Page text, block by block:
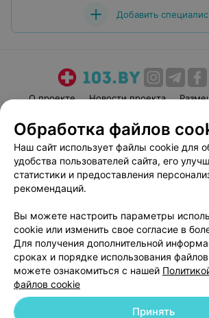
Добавить
О проекте Новости проекта
Пользовательское соглашение
Вакансии
Партнеры
Написать руководителю
Персональные настройки
Обработка персональных
Обработка файлов
Наш сайт использует файлы cookie для
удобства пользователей сайта, его
статистики и предоставления
рекомендаций.
Вы можете настроить параметры
cookie или изменить свое согласие в
Для получения дополнительной
сроках и порядке использования
можете ознакомиться с нашей
файлов cookie
Принять